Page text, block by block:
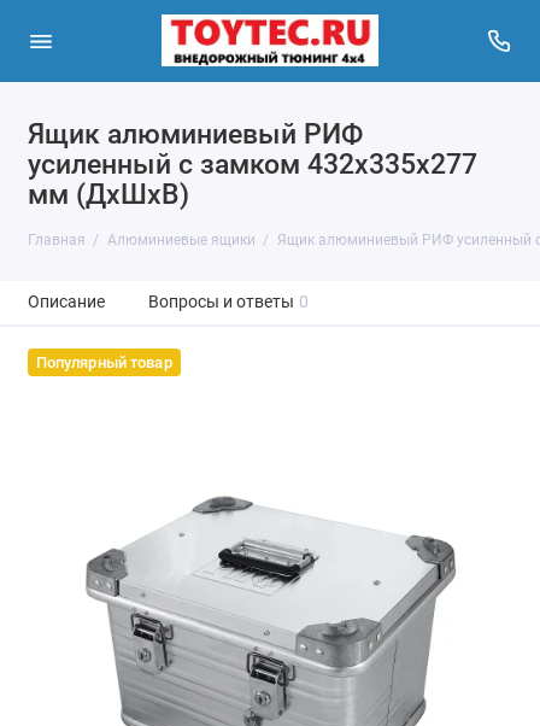
Ящик алюминиевый РИФ
усиленный с замком 432х335х277
мм (ДхШхВ)
Главная Алюминиевые ящики Ящик алюминиевый РИФ усиленный
Описание Вопросы и ответы 0
Популярный товар